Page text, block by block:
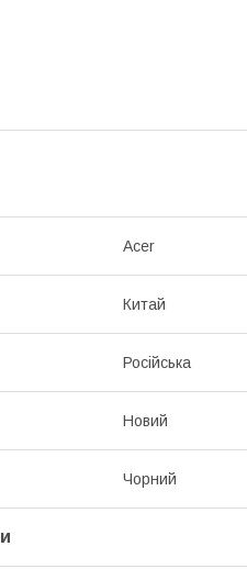
Acer
Китай
Російська
Новий
Чорний